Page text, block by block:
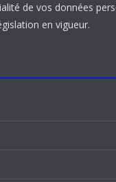
de vos données
en vigueur.